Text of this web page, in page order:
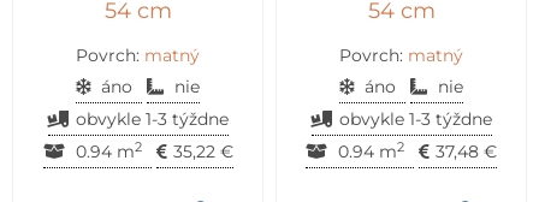
54 cm
Povrch: matný
áno
nie
obvykle 1-3 týždne
0.94 m2 35,22 €
54 cm
Povrch: matný
áno
nie
obvykle 1-3 týždne
0.94 m2 37,48 €